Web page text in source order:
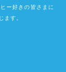
ー好きの皆さまに
ます。